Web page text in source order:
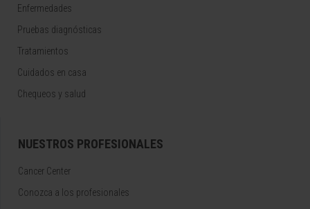
Enfermedades
Pruebas diagnósticas
Tratamientos
Cuidados en casa
Chequeos y salud
NUESTROS PROFESIONALES
Cancer Center
Conozca a los profesionales